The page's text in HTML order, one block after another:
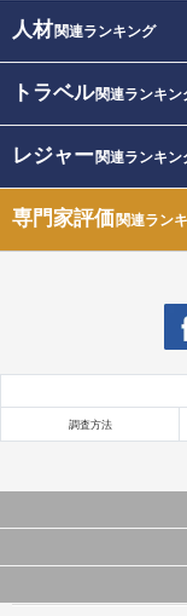
人材関連ランキング
トラベル関連ランキン
レジャー関連ランキン
専門家評価関連ラン
調査方法
当サイトで公開されている情
これらの情報を権利者の許可
当サイトに掲載している内容